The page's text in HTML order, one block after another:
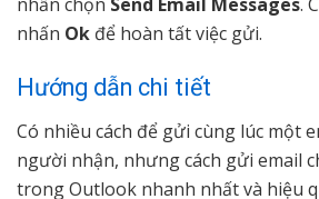
nhấn Ok để hoàn tất việc gửi.
Hướng dẫn chi tiết
Có nhiều cách để gửi cùng lúc một
người nhận, nhưng cách gửi email
trong Outlook nhanh nhất và hiệu